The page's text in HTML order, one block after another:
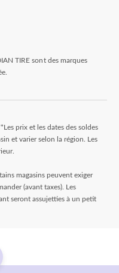
TIRE sont des marques
prix et les dates des soldes
et varier selon la région. Les
magasins peuvent exiger
(avant taxes). Les
seront assujetties à un petit
pendant que vous magasinez
est disponible. Les articles